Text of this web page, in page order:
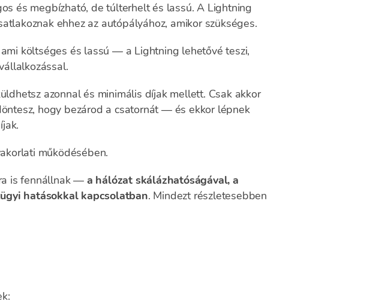
és megbízható, de túlterhelt és lassú. A Lightning
ehhez az autópályához, amikor szükséges.
költséges és lassú — a Lightning lehetővé teszi,
azonnal és minimális díjak mellett. Csak akkor
hogy bezárod a csatornát — és ekkor lépnek
működésében.
is fennállnak — a hálózat skálázhatóságával, a
hatásokkal kapcsolatban. Mindezt részletesebben